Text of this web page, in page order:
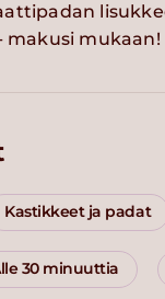
makusi mukaan!
Kastikkeet ja padat
30 minuuttia